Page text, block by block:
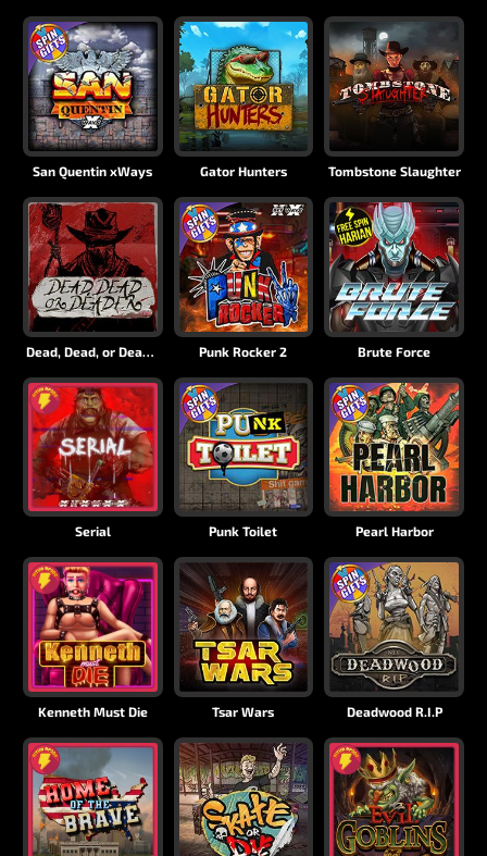
Tsar Wars
Brute Force
Tombstone Slaughter
Punk Rocker 2
Deadwood R.I.P
Gator Hunters
Kenneth Must Die
San Quentin xWays
Serial Punk Toilet Pearl Harbor